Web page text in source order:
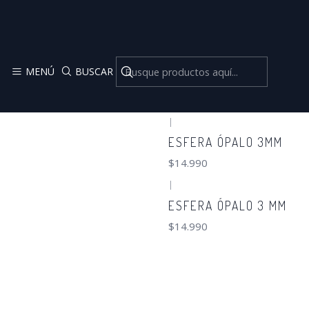
MENÚ BUSCAR
|
ESFERA ÓPALO 3MM
$14.990
|
ESFERA ÓPALO 3 MM
$14.990